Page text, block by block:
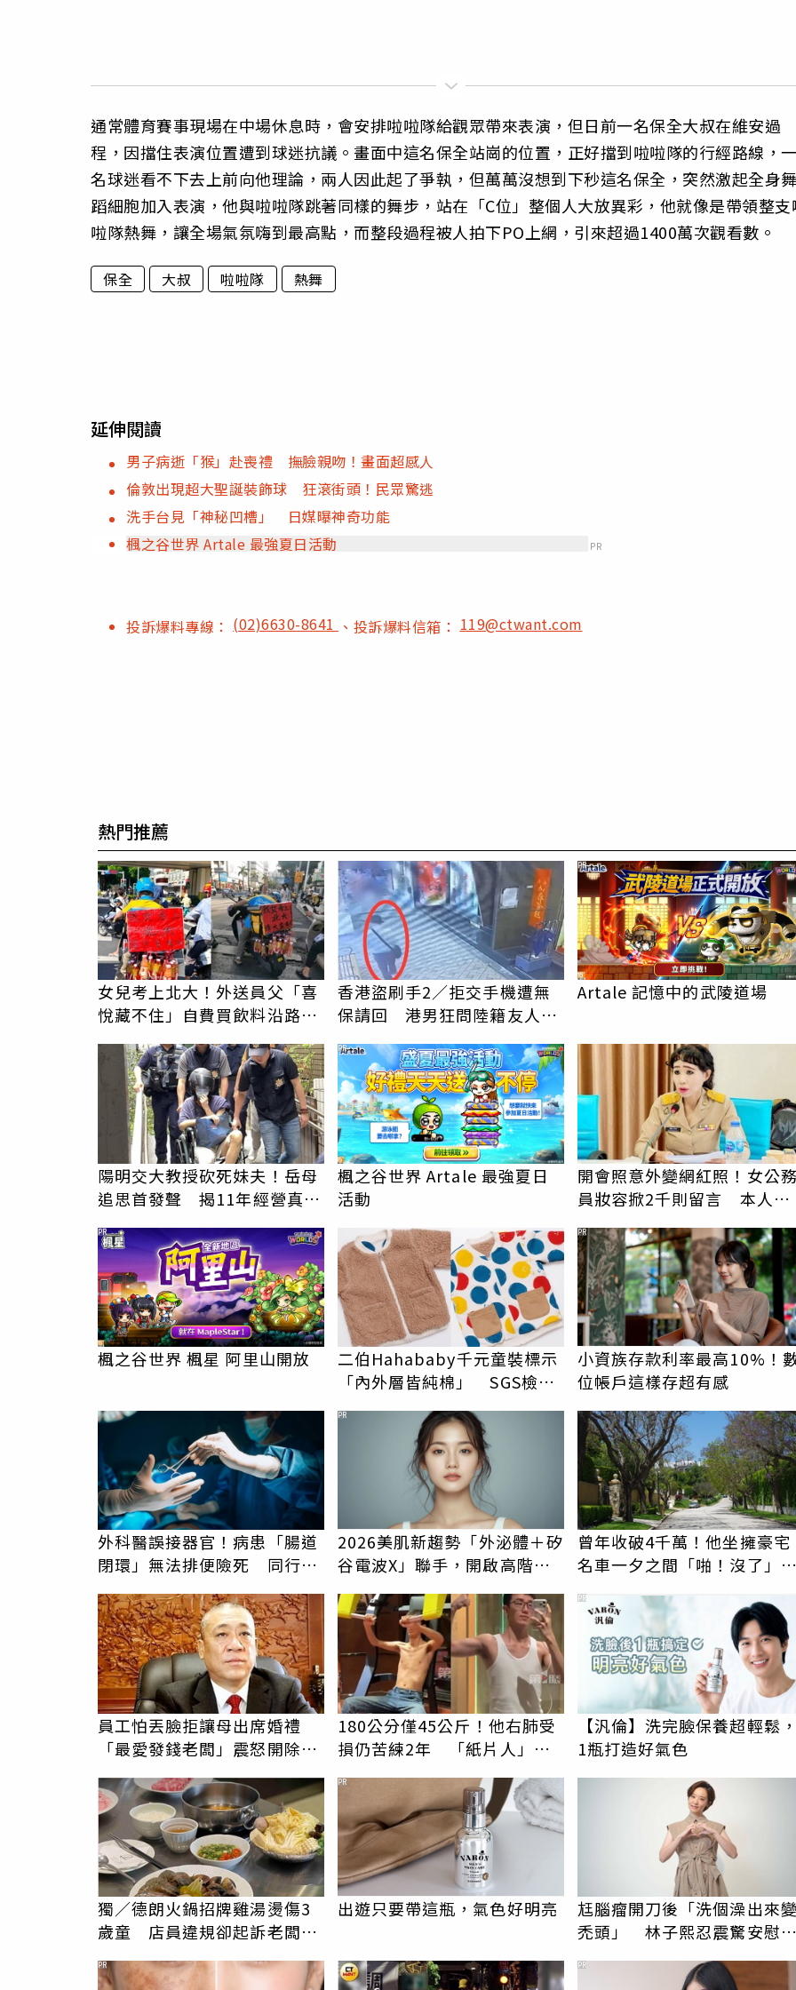
通常體育賽事現場在中場休息時，會安排啦啦隊給觀眾帶來表演，但日前一名保全大叔在維安過
程，因擋住表演位置遭到球迷抗議。畫面中這名保全站崗的位置，正好擋到啦啦隊的行經路線，
名球迷看不下去上前向他理論，兩人因此起了爭執，但萬萬沒想到下秒這名保全，突然激起全身
蹈細胞加入表演，他與啦啦隊跳著同樣的舞步，站在「C位」整個人大放異彩，他就像是帶領整支
啦隊熱舞，讓全場氣氛嗨到最高點，而整段過程被人拍下PO上網，引來超過1400萬次觀看數。
保全 大叔 啦啦隊 熱舞
延伸閱讀
男子病逝「猴」赴喪禮 撫臉親吻！畫面超感人
倫敦出現超大聖誕裝飾球 狂滾街頭！民眾驚逃
洗手台見「神秘凹槽」 日媒曝神奇功能
楓之谷世界 Artale 最強夏日活動
PR
投訴爆料專線： (02)6630-8641 、投訴爆料信箱：119@ctwant.com
熱門推薦
女兒考上北大！外送員父「喜
悅藏不住」自費買飲料沿路送
人 平台霸氣幫付學費
香港盜刷手2／拒交手機遭無
保請回 港男狂問陸籍友人
「如何離境」
Artale 記憶中的武陵道場
PR
陽明交大教授砍死妹夫！岳母
追思首發聲 揭11年經營真相
楓之谷世界 Artale 最強夏日
活動
PR
開會照意外變網紅照！女公
員妝容掀2千則留言 本人怒
楓之谷世界 楓星 阿里山開放
PR
二伯Hahababy千元童裝標示
「內外層皆純棉」 SGS檢測
小資族存款利率最高10%！
位帳戶這樣存超有感
PR
外科醫誤接器官！病患「腸道
閉環」無法排便險死 同行看
傻：糟糕至極
2026美肌新趨勢「外泌體＋矽
谷電波X」聯手，開啟高階養
膚新世代
PR
曾年收破4千萬！他坐擁豪宅
名車一夕之間「啪！沒了
如今卻說更富有
員工怕丟臉拒讓母出席婚禮
「最愛發錢老闆」震怒開除：
180公分僅45公斤！他右肺受
損仍苦練2年 「紙片人」逆
【汎倫】洗完臉保養超輕鬆
1瓶打造好氣色
PR
獨／德朗火鍋招牌雞湯燙傷3
歲童 店員違規卻起訴老闆！
出遊只要帶這瓶，氣色好明亮
PR
尪腦瘤開刀後「洗個澡出來
禿頭」 林子熙忍震驚安慰
PR PR